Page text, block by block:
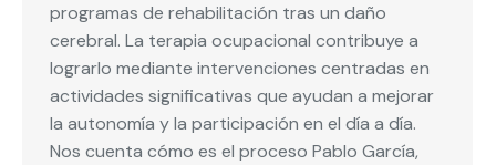
programas de rehabilitación tras un daño
cerebral. La terapia ocupacional contribuye a
lograrlo mediante intervenciones centradas en
actividades significativas que ayudan a mejorar
la autonomía y la participación en el día a día.
Nos cuenta cómo es el proceso Pablo García,